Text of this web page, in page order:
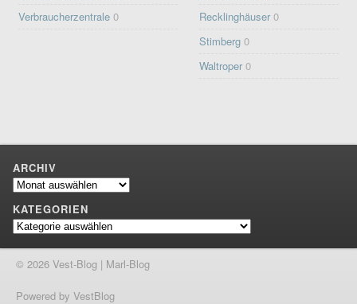
Verbraucherzentrale 0
Recklinghäuser 0
Stimberg 0
Waltroper 0
ARCHIV
Archiv
KATEGORIEN
Kategorien
© 2026 Vest-Blog | Marl-Blog
Powered by VestBlog